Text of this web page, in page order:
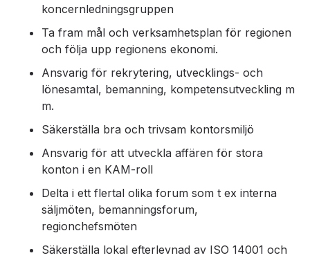
koncernledningsgruppen
Ta fram mål och verksamhetsplan för regionen
och följa upp regionens ekonomi.
Ansvarig för rekrytering, utvecklings- och
lönesamtal, bemanning, kompetensutveckling m
m.
Säkerställa bra och trivsam kontorsmiljö
Ansvarig för att utveckla affären för stora
konton i en KAM-roll
Delta i ett flertal olika forum som t ex interna
säljmöten, bemanningsforum,
regionchefsmöten
Säkerställa lokal efterlevnad av ISO 14001 och